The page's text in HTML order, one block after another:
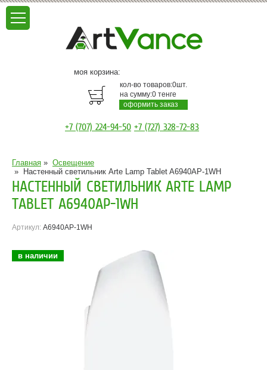
моя корзина:
кол-во товаров:0шт.
на сумму:0 тенге
оформить заказ
+7 (707) 224-94-50 +7 (727) 328-72-83
Главная » Освещение
»
Настенный светильник Arte Lamp Tablet A6940AP-1WH
НАСТЕННЫЙ СВЕТИЛЬНИК ARTE LAMP
TABLET A6940AP-1WH
Артикул: A6940AP-1WH
в наличии